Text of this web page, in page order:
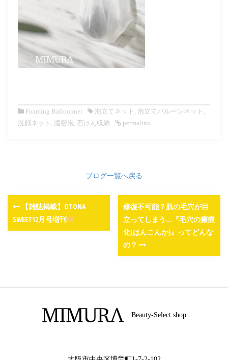
Foaming Balloonnet 泡立てネット , 泡立てバルーンネット ,
洗顔ネット , 濃密泡, 石けん収納 permalink
ブログ一覧へ戻る
【雑誌掲載】OTONA
SWEET12月号増刊
修復不可能？肌の毛穴が目
立ってしまう…『毛穴の瘢痕
化(はんこんか)』ってどんな
の？
Beauty-Select shop